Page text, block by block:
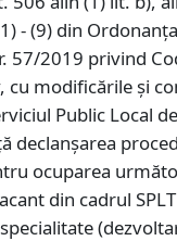
- (9) din
57/2019 privind
cu modificările şi
Public Local
declanşarea
ocuparea
din cadrul